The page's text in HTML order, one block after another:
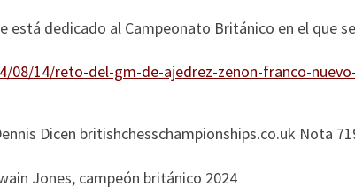
está dedicado al Campeonato Británico en el que
14/reto-del-gm-de-ajedrez-zenon-franco-
Jones, campeón británico 2024